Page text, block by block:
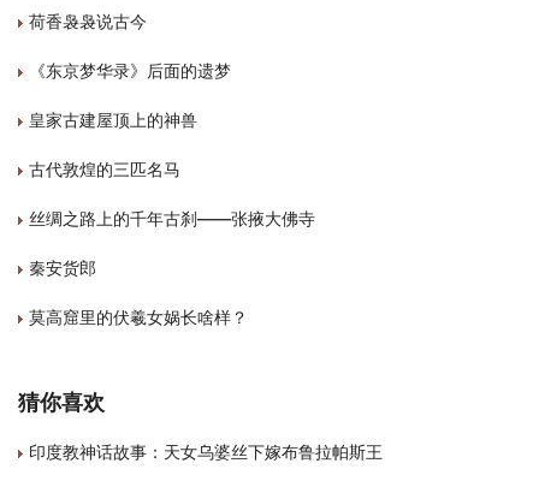
荷香袅袅说古今
《东京梦华录》后面的遗梦
皇家古建屋顶上的神兽
古代敦煌的三匹名马
丝绸之路上的千年古刹——张掖大佛寺
秦安货郎
莫高窟里的伏羲女娲长啥样？
猜你喜欢
印度教神话故事：天女乌婆丝下嫁布鲁拉帕斯王